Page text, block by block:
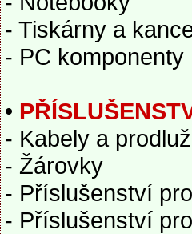
- Tiskárny a
- PC komponenty
•
- Kabely a
- Žárovky
- Příslušenství
- Příslušenství